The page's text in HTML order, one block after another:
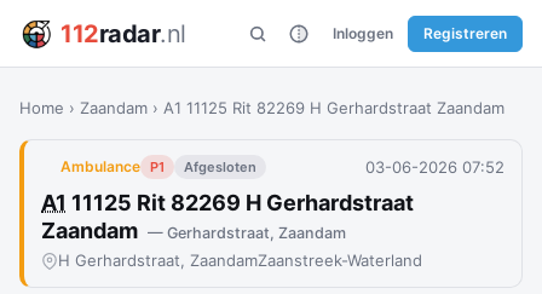
112radar.nl Inloggen Registreren
Home › Zaandam › A1 11125 Rit 82269 H Gerhardstraat Zaandam
Ambulance P1 Afgesloten 03-06-2026 07:52
A1 11125 Rit 82269 H Gerhardstraat
Zaandam — Gerhardstraat, Zaandam
H Gerhardstraat, ZaandamZaanstreek-Waterland